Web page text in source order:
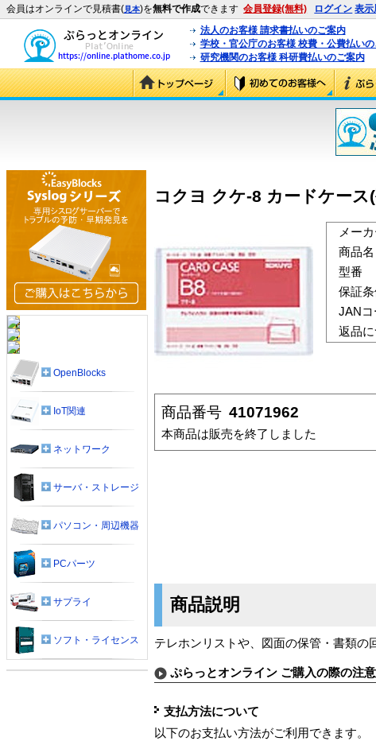
会員はオンラインで見積書(見本)を無料で作成できます 会員登録(無料) ログイン 表示
法人のお客様 請求書払いのご案内
学校・官公庁のお客様 校費・公費払い
研究機関のお客様 科研費払いのご案内
コクヨ クケ-8 カードケース
メー
商品名
型番
保証
JANコ
返品
商品番号 41071962
本商品は販売を終了しました
商品説明
テレホンリストや、図面の保管・書類の
ぷらっとオンライン ご購入の際の注
支払方法について
以下のお支払い方法がご利用できます。
OpenBlocks
IoT関連
ネットワーク
サーバ・ストレージ
パソコン・周辺機器
PCパーツ
サプライ
ソフト・ライセンス